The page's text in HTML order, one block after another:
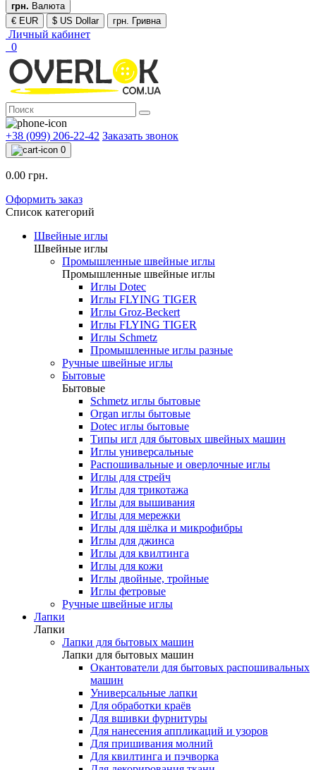
грн. Валюта
€ EUR
$ US Dollar грн. Гривна
Личный кабинет
0
+38 (099) 206-22-42 Заказать звонок
0
0.00 грн.
Оформить заказ
Список категорий
Швейные иглы
Швейные иглы
Промышленные швейные иглы
Промышленные швейные иглы
Иглы Dotec
Иглы FLYING TIGER
Иглы Groz-Beckert
Иглы FLYING TIGER
Иглы Schmetz
Промышленные иглы разные
Ручные швейные иглы
Бытовые
Бытовые
Schmetz иглы бытовые
Organ иглы бытовые
Dotec иглы бытовые
Типы игл для бытовых швейных машин
Иглы универсальные
Распошивальные и оверлочные иглы
Иглы для стрейч
Иглы для трикотажа
Иглы для вышивания
Иглы для мережки
Иглы для шёлка и микрофибры
Иглы для джинса
Иглы для квилтинга
Иглы для кожи
Иглы двойные, тройные
Иглы фетровые
Ручные швейные иглы
Лапки
Лапки
Лапки для бытовых машин
Лапки для бытовых машин
Окантователи для бытовых распошивальных
машин
Универсальные лапки
Для обработки краёв
Для вшивки фурнитуры
Для нанесения аппликаций и узоров
Для пришивания молний
Для квилтинга и пэчворка